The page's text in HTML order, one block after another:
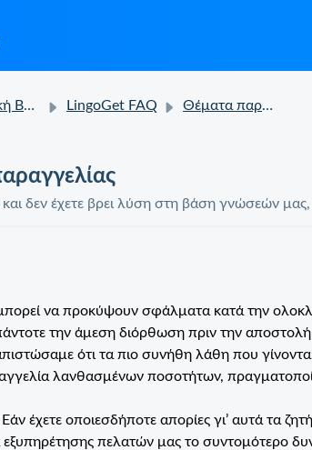
LingoGet FAQ Θέματα παραγγελίας
και δεν έχετε βρει λύση στη βάση γνώσεών
να προκύψουν σφάλματα κατά την
την άμεση διόρθωση πριν την
ότι τα πιο συνήθη λάθη που
λανθασμένων ποσοτήτων,
έχετε οποιεσδήποτε απορίες γι’ αυτά τα
εξυπηρέτησης πελατών μας το συντομότερο